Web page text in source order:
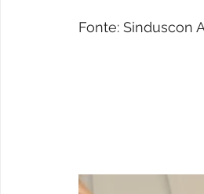
Fonte: Sinduscon